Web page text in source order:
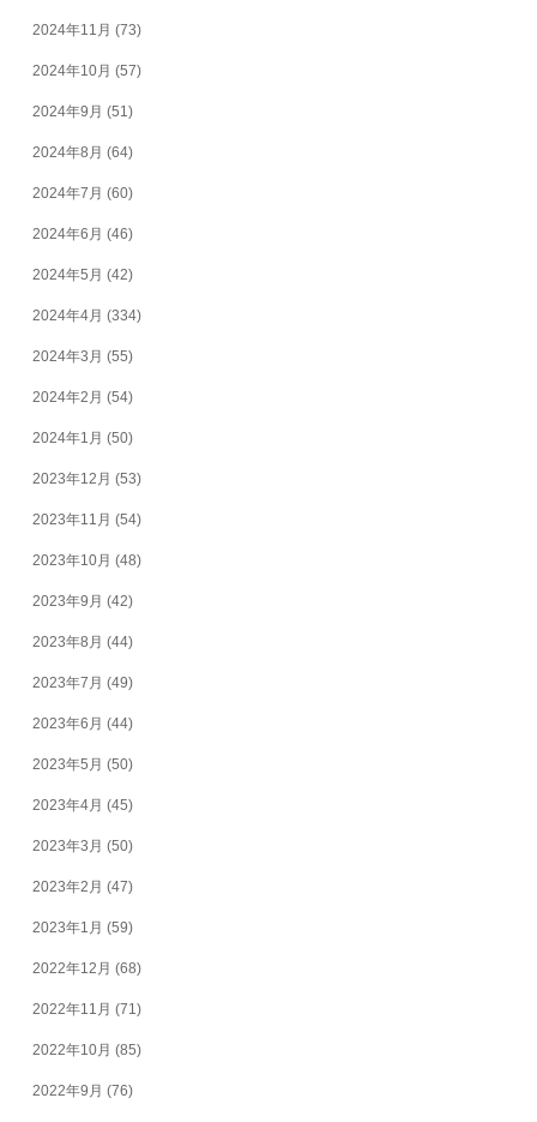
2024年11月 (73)
2024年10月 (57)
2024年9月 (51)
2024年8月 (64)
2024年7月 (60)
2024年6月 (46)
2024年5月 (42)
2024年4月 (334)
2024年3月 (55)
2024年2月 (54)
2024年1月 (50)
2023年12月 (53)
2023年11月 (54)
2023年10月 (48)
2023年9月 (42)
2023年8月 (44)
2023年7月 (49)
2023年6月 (44)
2023年5月 (50)
2023年4月 (45)
2023年3月 (50)
2023年2月 (47)
2023年1月 (59)
2022年12月 (68)
2022年11月 (71)
2022年10月 (85)
2022年9月 (76)